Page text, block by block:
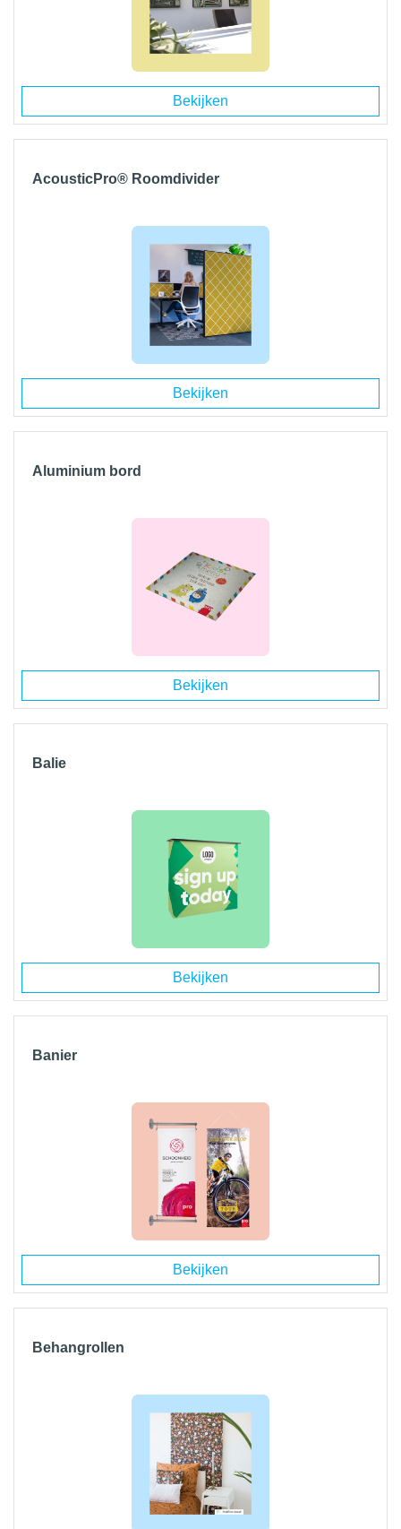
Bekijken
AcousticPro® Roomdivider
Bekijken
Aluminium bord
Bekijken
Balie
Bekijken
Banier
Bekijken
Behangrollen